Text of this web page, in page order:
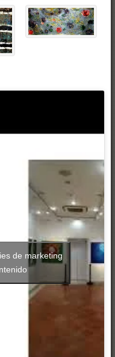
de marketing